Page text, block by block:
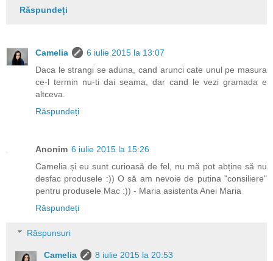
Răspundeți
Camelia
6 iulie 2015 la 13:07
Daca le strangi se aduna, cand arunci cate unul pe masura
ce-l termin nu-ti dai seama, dar cand le vezi gramada e
altceva.
Răspundeți
Anonim 6 iulie 2015 la 15:26
Camelia și eu sunt curioasă de fel, nu mă pot abține să nu
desfac produsele :)) O să am nevoie de putina "consiliere"
pentru produsele Mac :)) - Maria asistenta Anei Maria
Răspundeți
Răspunsuri
Camelia
8 iulie 2015 la 20:53